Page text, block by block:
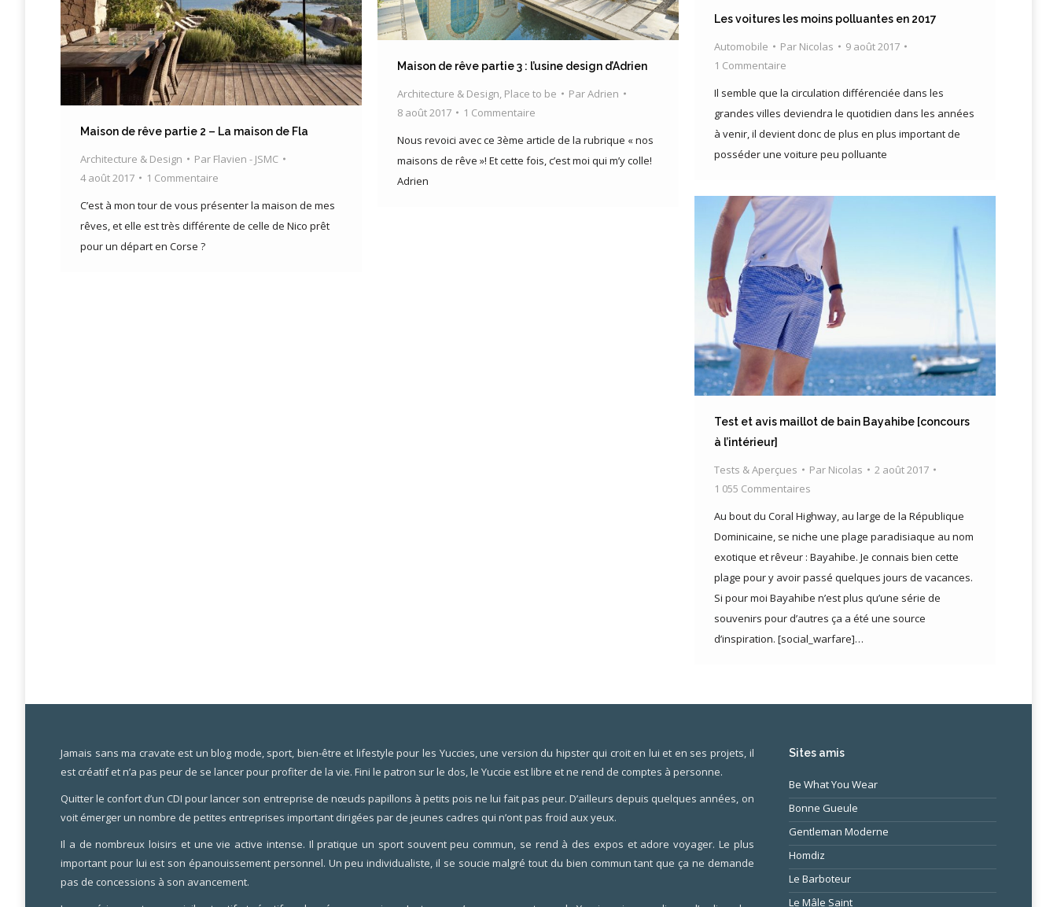
Les voitures les moins polluantes en 2017
Automobile Par Nicolas
9 août 2017
1 Commentaire
Il semble que la circulation différenciée dans les
grandes villes deviendra le quotidien dans les années
à venir, il devient donc de plus en plus important de
posséder une voiture peu polluante
Maison de rêve partie 3 : l’usine design d’Adrien
Architecture & Design Place to be ParAdrien
8 août 2017
1 Commentaire
Nous revoici avec ce 3ème article de la rubrique « nos
maisons de rêve »! Et cette fois, c’est moi qui m’y colle!
Adrien
Maison de rêve partie 2 – La maison de Fla
Architecture & Design Par Flavien - JSMC
4 août 2017
1 Commentaire
C’est à mon tour de vous présenter la maison de mes
rêves, et elle est très différente de celle de Nico prêt
pour un départ en Corse ?
Test et avis maillot de bain Bayahibe [concours
à l’intérieur]
Tests & Aperçues Par Nicolas
2 août 2017
1 055 Commentaires
Au bout du Coral Highway, au large de la République
Dominicaine, se niche une plage paradisiaque au nom
exotique et rêveur : Bayahibe. Je connais bien cette
plage pour y avoir passé quelques jours de vacances.
Si pour moi Bayahibe n’est plus qu’une série de
souvenirs pour d’autres ça a été une source
d’inspiration. [social_warfare]…
Jamais sans ma cravate est un blog mode, sport, bien-être et lifestyle pour les Yuccies, une version du hipster qui croit en lui et en ses projets, il
est créatif et n’a pas peur de se lancer pour profiter de la vie. Fini le patron sur le dos, le Yuccie est libre et ne rend de comptes à personne.
Quitter le confort d’un CDI pour lancer son entreprise de nœuds papillons à petits pois ne lui fait pas peur. D’ailleurs depuis quelques années, on
voit émerger un nombre de petites entreprises important dirigées par de jeunes cadres qui n’ont pas froid aux yeux.
Il a de nombreux loisirs et une vie active intense. Il pratique un sport souvent peu commun, se rend à des expos et adore voyager. Le plus
important pour lui est son épanouissement personnel. Un peu individualiste, il se soucie malgré tout du bien commun tant que ça ne demande
pas de concessions à son avancement.
Sites amis
Be What You Wear
Bonne Gueule
Gentleman Moderne
Homdiz
Le Barboteur
Le Mâle Saint